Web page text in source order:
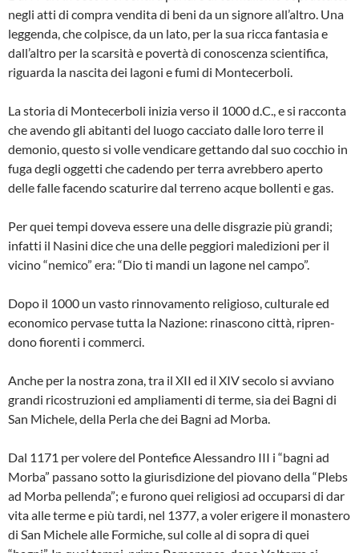
negli atti di com­pra vendita di beni da un signore all’altro. Una
leggenda, che colpisce, da un lato, per la sua ricca fantasia e
dall’altro per la scarsità e povertà di conoscenza scien­tifica,
riguarda la nascita dei lagoni e fu­mi di Montecerboli.
La storia di Montecerboli inizia verso il 1000 d.C., e si racconta
che avendo gli abitanti del luogo cacciato dalle loro ter­re il
demonio, questo si volle vendicare gettando dal suo cocchio in
fuga degli og­getti che cadendo per terra avrebbero aperto
delle falle facendo scaturire dal ter­reno acque bollenti e gas.
Per quei tempi doveva essere una delle disgrazie più grandi;
infatti il Nasini dice che una delle peggiori maledizioni per il
vicino “nemico” era: “Dio ti mandi un la­gone nel campo”.
Dopo il 1000 un vasto rinnovamento reli­gioso, culturale ed
economico pervase tutta la Nazione: rinascono città, ripren­
dono fiorenti i commerci.
Anche per la nostra zona, tra il XII ed il XIV secolo si avviano
grandi ricostruzio­ni ed ampliamenti di terme, sia dei Bagni di
San Michele, della Perla che dei Ba­gni ad Morba.
Dal 1171 per volere del Pontefice Ales­sandro III i “bagni ad
Morba” passano sotto la giurisdizione del piovano della “Plebs
ad Morba pellenda”; e furono quei religiosi ad occuparsi di dar
vita alle ter­me e più tardi, nel 1377, a voler erigere il monastero
di San Michele alle Formi­che, sul colle al di sopra di quei